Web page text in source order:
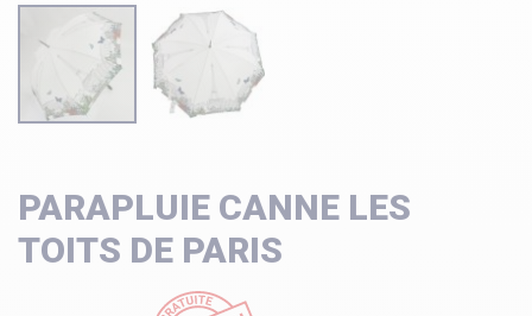
PARAPLUIE CANNE LES
TOITS DE PARIS